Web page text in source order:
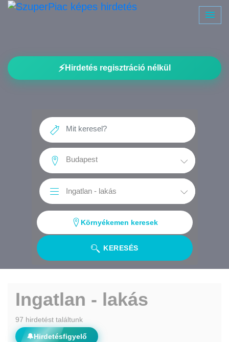
⚡Hirdetés regisztráció nélkül
KERESÉS
Környékemen keresek
Ingatlan - lakás
97 hirdetést találtunk
🔔Hirdetésfigyelő